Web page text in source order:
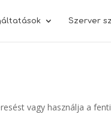
Szerver
vagy használja a